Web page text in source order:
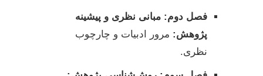
فصل دوم: مبانی نظری و پیشینه
پژوهش: مرور ادبیات و چارچوب
نظری.